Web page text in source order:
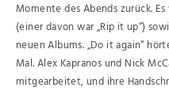
Momente des Abends zurück.
(einer davon war „Rip it up“)
neuen Albums. „Do it again“
Mal. Alex Kapranos und Nick
mitgearbeitet, und ihre